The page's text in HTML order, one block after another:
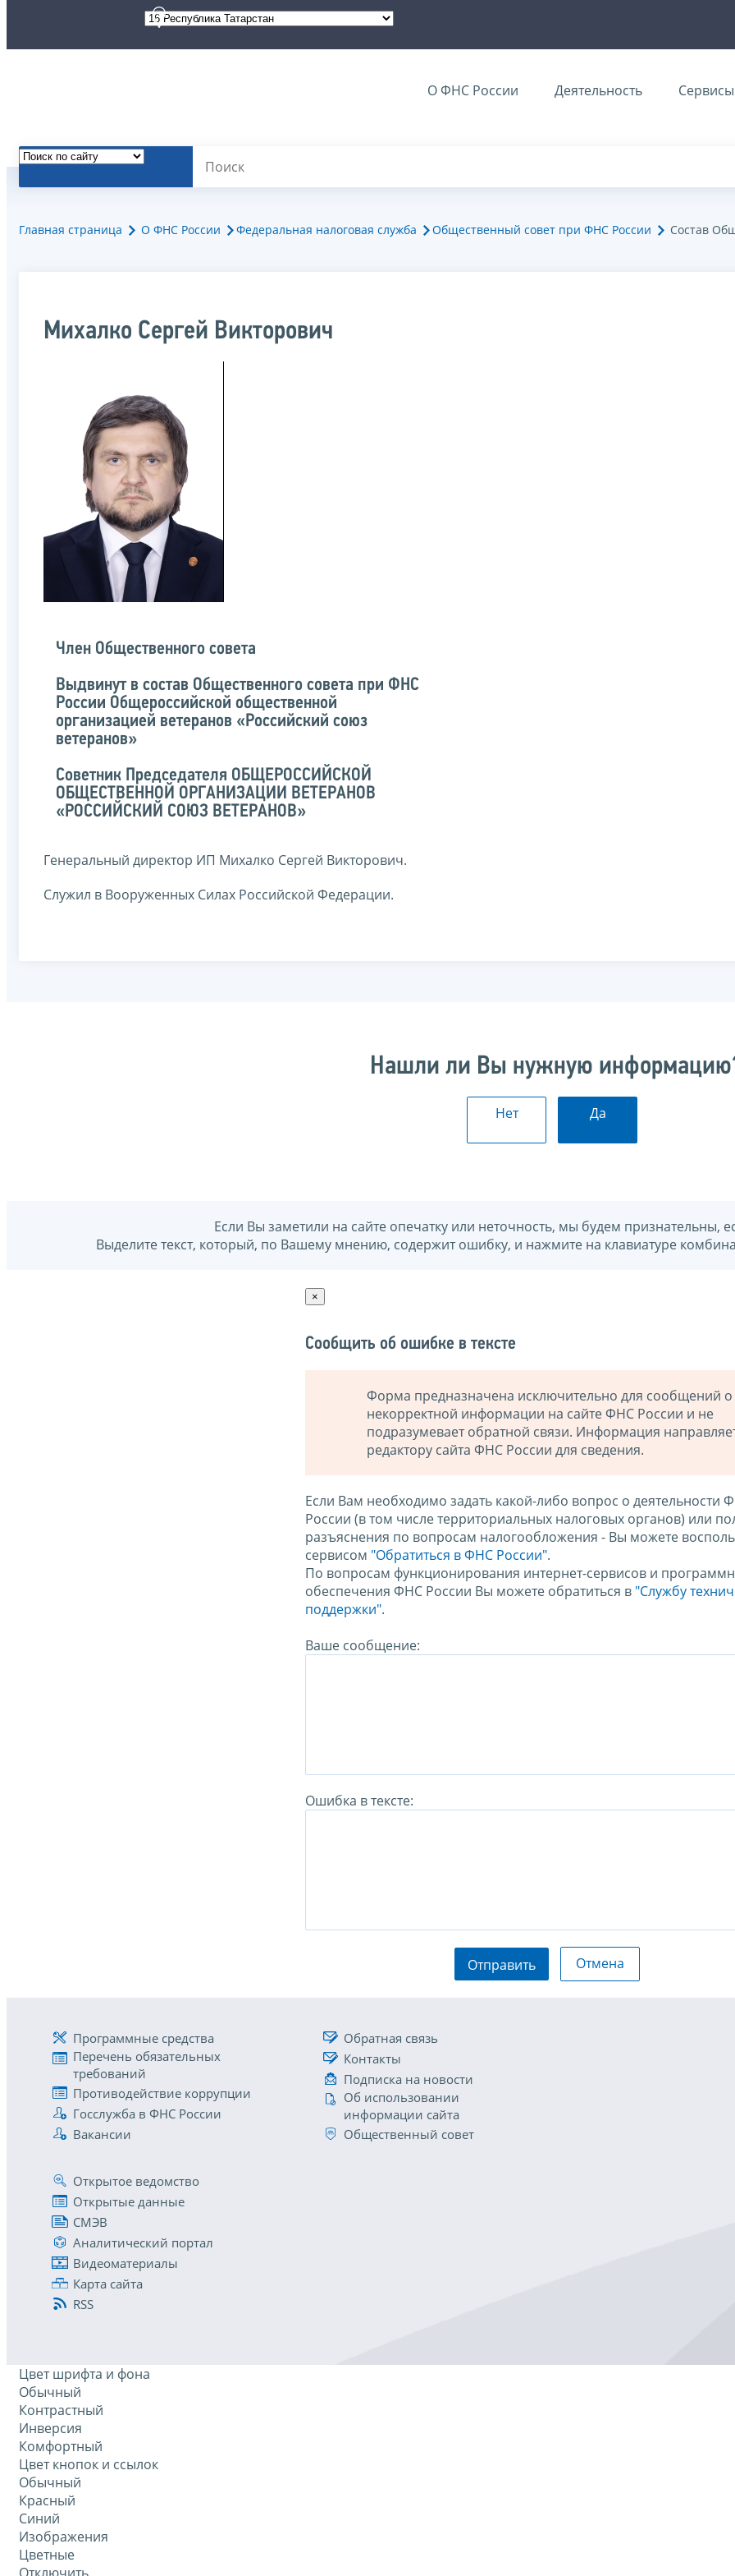
О ФНС России Деятельность Сервисы
Главная страница О ФНС России Федеральная налоговая служба Общественный совет при ФНС России Состав
Михалко Сергей Викторович
Член Общественного совета
Выдвинут в состав Общественного совета при ФНС
России Общероссийской общественной
организацией ветеранов «Российский союз
ветеранов»
Советник Председателя ОБЩЕРОССИЙСКОЙ
ОБЩЕСТВЕННОЙ ОРГАНИЗАЦИИ ВЕТЕРАНОВ
«РОССИЙСКИЙ СОЮЗ ВЕТЕРАНОВ»
Генеральный директор ИП Михалко Сергей Викторович.
Служил в Вооруженных Силах Российской Федерации.
Нашли ли Вы нужную
Нет Да
Если Вы заметили на сайте опечатку или неточность, мы будем признательны,
Выделите текст, который, по Вашему мнению, содержит ошибку, и нажмите на клавиатуре
×
Сообщить об ошибке в тексте
Форма предназначена исключительно для сообщений о
некорректной информации на сайте ФНС России и не
подразумевает обратной связи. Информация
редактору сайта ФНС России для сведения.
Если Вам необходимо задать какой-либо вопрос о деятельности
России (в том числе территориальных налоговых органов) или
разъяснения по вопросам налогообложения - Вы можете
сервисом "Обратиться в ФНС России".
По вопросам функционирования интернет-сервисов и
обеспечения ФНС России Вы можете обратиться в "Службу
поддержки".
Ваше сообщение:
Ошибка в тексте:
Отправить Отмена
Программные средства
Перечень обязательных
требований
Противодействие коррупции
Госслужба в ФНС России
Вакансии
Обратная связь
Контакты
Подписка на новости
Об использовании
информации сайта
Общественный совет
Открытое ведомство
Открытые данные
СМЭВ
Аналитический портал
Видеоматериалы
Карта сайта
RSS
Цвет шрифта и фона
Обычный
Контрастный
Инверсия
Комфортный
Цвет кнопок и ссылок
Обычный
Красный
Синий
Изображения
Цветные